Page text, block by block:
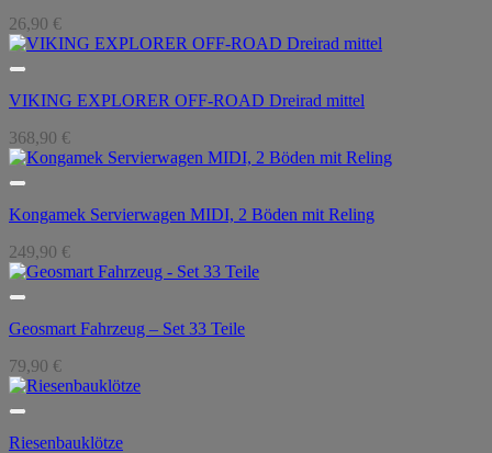
26,90 €
VIKING EXPLORER OFF-ROAD Dreirad mittel
368,90 €
Kongamek Servierwagen MIDI, 2 Böden mit Reling
249,90 €
Geosmart Fahrzeug – Set 33 Teile
79,90 €
Riesenbauklötze